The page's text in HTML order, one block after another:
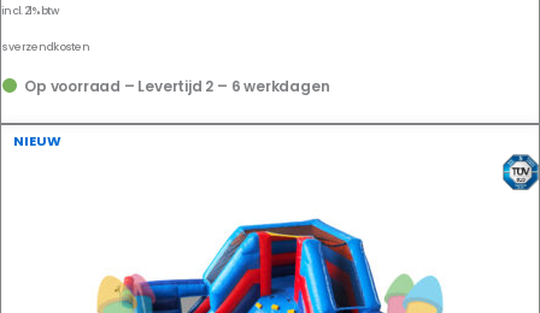
incl. 21% btw
verzendkosten
Op voorraad – Levertijd 2 – 6 werkdagen
NIEUW